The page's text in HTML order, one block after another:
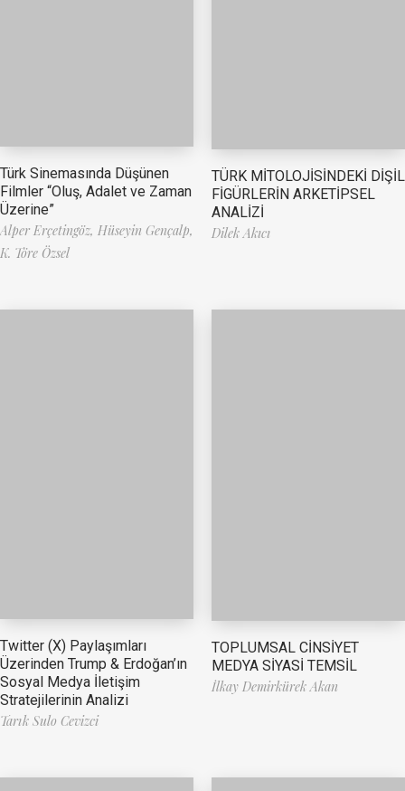
Türk Sinemasında Düşünen
Filmler “Oluş, Adalet ve Zaman
Üzerine”
Alper Erçetingöz, Hüseyin Gençalp,
K. Töre Özsel
TÜRK MİTOLOJİSİNDEKİ DİŞİL
FİGÜRLERİN ARKETİPSEL
ANALİZİ
Dilek Akıcı
Twitter (X) Paylaşımları
Üzerinden Trump & Erdoğan’ın
Sosyal Medya İletişim
Stratejilerinin Analizi
Tarık Sulo Cevizci
TOPLUMSAL CİNSİYET
MEDYA SİYASİ TEMSİL
İlkay Demirkürek Akan